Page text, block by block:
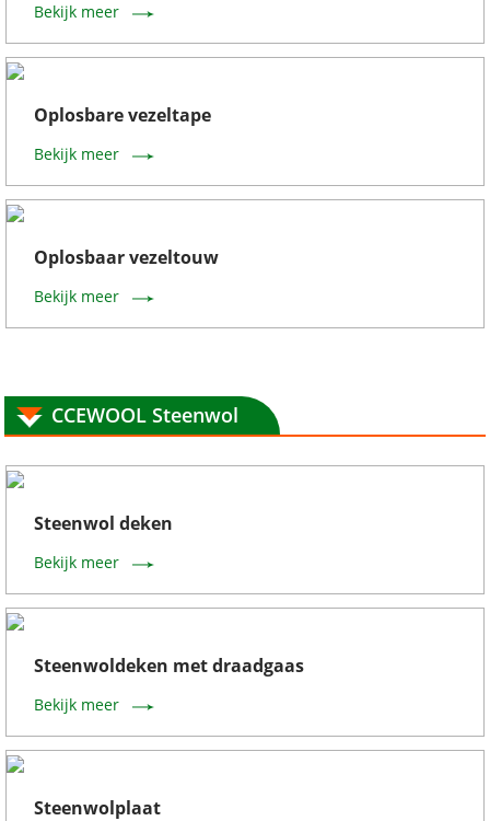
Bekijk meer
Oplosbare vezeltape
Bekijk meer
Oplosbaar vezeltouw
Bekijk meer
CCEWOOL Steenwol
Steenwol deken
Bekijk meer
Steenwoldeken met draadgaas
Bekijk meer
Steenwolplaat